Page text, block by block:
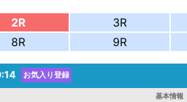
2R 3R
8R 9R
お気入り登録
基本情報